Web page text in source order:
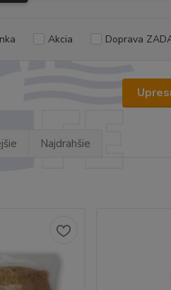
Akcia Doprava
Najdrahšie